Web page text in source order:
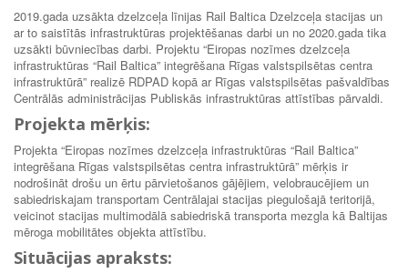
2019.gada uzsākta dzelzceļa līnijas Rail Baltica Dzelzceļa stacijas un
ar to saistītās infrastruktūras projektēšanas darbi un no 2020.gada tika
uzsākti būvniecības darbi. Projektu “Eiropas nozīmes dzelzceļa
infrastruktūras “Rail Baltica” integrēšana Rīgas valstspilsētas centra
infrastruktūrā” realizē RDPAD kopā ar Rīgas valstspilsētas pašvaldības
Centrālās administrācijas Publiskās infrastruktūras attīstības pārvaldi.
Projekta mērķis:
Projekta “Eiropas nozīmes dzelzceļa infrastruktūras “Rail Baltica”
integrēšana Rīgas valstspilsētas centra infrastruktūrā” mērķis ir
nodrošināt drošu un ērtu pārvietošanos gājējiem, velobraucējiem un
sabiedriskajam transportam Centrālajai stacijas piegulošajā teritorijā,
veicinot stacijas multimodālā sabiedriskā transporta mezgla kā Baltijas
mēroga mobilitātes objekta attīstību.
Situācijas apraksts: